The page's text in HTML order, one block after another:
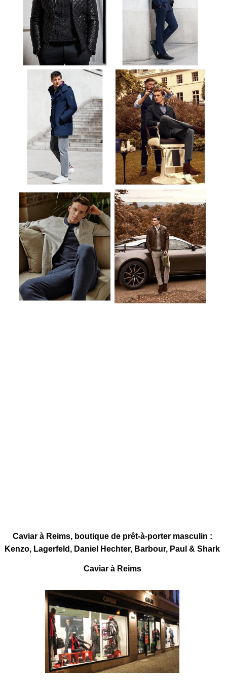
Caviar à Reims, boutique de prêt-à-porter masculin :
Kenzo, Lagerfeld, Daniel Hechter, Barbour, Paul & Shark
Caviar à Reims